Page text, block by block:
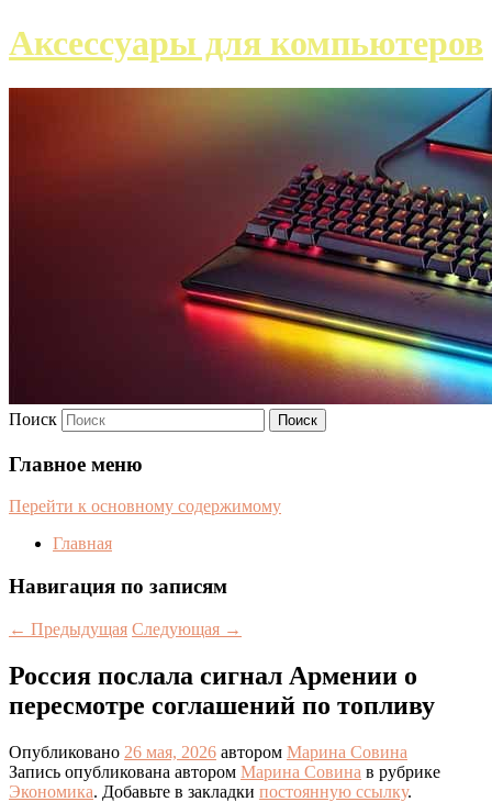
Аксессуары для компьютеров
Поиск
Главное меню
Перейти к основному содержимому
Главная
Навигация по записям
← Предыдущая Следующая →
Россия послала сигнал Армении о
пересмотре соглашений по топливу
Опубликовано 26 мая, 2026 автором Марина Совина
Запись опубликована автором Марина Совина в рубрике
Экономика. Добавьте в закладки постоянную ссылку.